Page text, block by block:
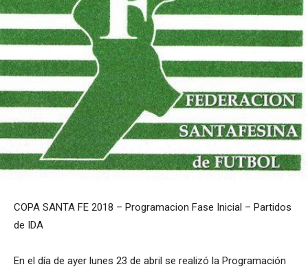
COPA SANTA FE 2018 – Programacion Fase Inicial – Partidos
de IDA
En el día de ayer lunes 23 de abril se realizó la Programación